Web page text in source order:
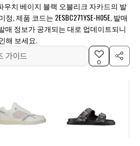
우치 베이지 블랙 오블리크 자카드의 발
, 제품 코드는 2ESBC271YSE-H05E, 발매
매 정보가 공개되는 대로 업데이트되니
해 보세요.
가이드
0